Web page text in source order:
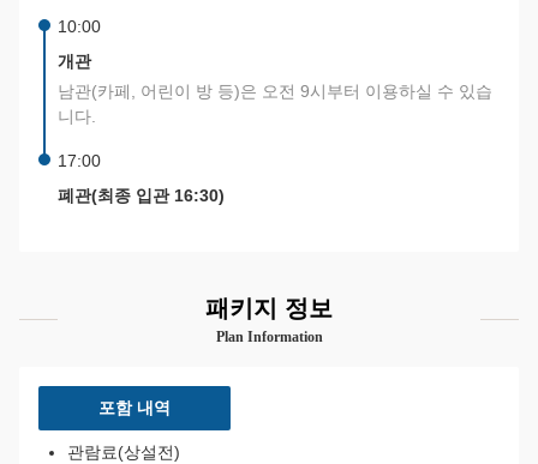
10:00
개관
남관(카페, 어린이 방 등)은 오전 9시부터 이용하실 수 있습
니다.
17:00
폐관(최종 입관 16:30)
패키지 정보
Plan Information
포함 내역
관람료(상설전)